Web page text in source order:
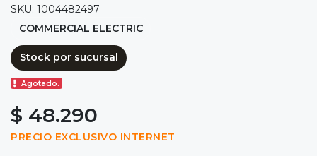
SKU: 1004482497
COMMERCIAL ELECTRIC
Stock por sucursal
Agotado.
$ 48.290
PRECIO EXCLUSIVO INTERNET